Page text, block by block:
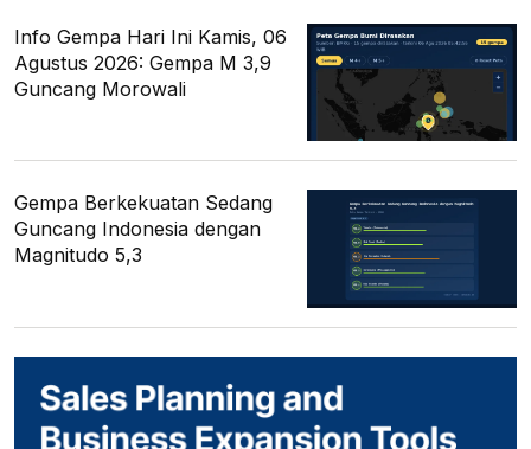
Info Gempa Hari Ini Kamis, 06
Agustus 2026: Gempa M 3,9
Guncang Morowali
Gempa Berkekuatan Sedang
Guncang Indonesia dengan
Magnitudo 5,3